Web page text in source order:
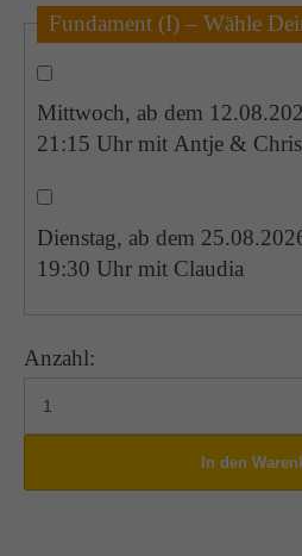
Fundament (I) – Wähle
Mittwoch, ab dem
21:15 Uhr mit Antje &
Dienstag, ab dem
19:30 Uhr mit Claudia
Anzahl: